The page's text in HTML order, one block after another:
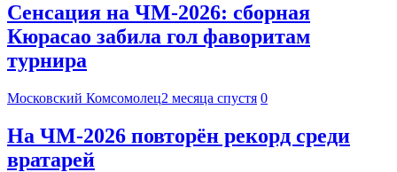
Сенсация на ЧМ-2026: сборная
Кюрасао забила гол фаворитам
турнира
Московский Комсомолец2 месяца спустя 0
На ЧМ-2026 повторён рекорд среди
вратарей